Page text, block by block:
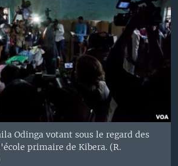
Odinga votant sous le regard des
primaire de Kibera. (R.